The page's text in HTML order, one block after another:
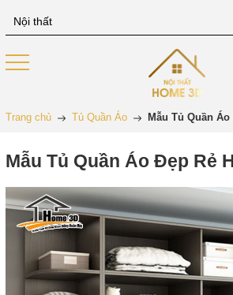
Trang chủ Tủ Quần Áo Mẫu Tủ Quần
Mẫu Tủ Quần Áo Đẹp Rẻ